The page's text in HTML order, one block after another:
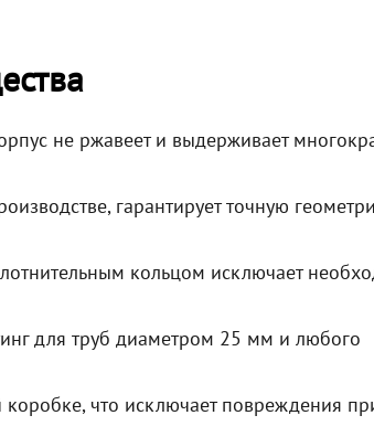
не ржавеет и выдерживает
гарантирует точную
кольцом исключает
для труб диаметром 25 мм и любого
что исключает повреждения